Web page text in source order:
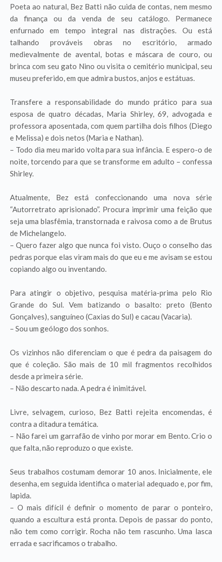
Poeta ao natural, Bez Batti não cuida de contas, nem mesmo
da finança ou da venda de seu catálogo. Permanece
enfurnado em tempo integral nas distrações. Ou está
talhando prováveis obras no escritório, armado
medievalmente de avental, botas e máscara de couro, ou
brinca com seu gato Nino ou visita o cemitério municipal, seu
museu preferido, em que admira bustos, anjos e estátuas.
Transfere a responsabilidade do mundo prático para sua
esposa de quatro décadas, Maria Shirley, 69, advogada e
professora aposentada, com quem partilha dois filhos (Diego
e Melissa) e dois netos (Maria e Nathan).
– Todo dia meu marido volta para sua infância. E espero-o de
noite, torcendo para que se transforme em adulto – confessa
Shirley.
Atualmente, Bez está confeccionando uma nova série
“Autorretrato aprisionado”. Procura imprimir uma feição que
seja uma blasfêmia, transtornada e raivosa como a de Brutus
de Michelangelo.
– Quero fazer algo que nunca foi visto. Ouço o conselho das
pedras porque elas viram mais do que eu e me avisam se estou
copiando algo ou inventando.
Para atingir o objetivo, pesquisa matéria-prima pelo Rio
Grande do Sul. Vem batizando o basalto: preto (Bento
Gonçalves), sanguíneo (Caxias do Sul) e cacau (Vacaria).
– Sou um geólogo dos sonhos.
Os vizinhos não diferenciam o que é pedra da paisagem do
que é coleção. São mais de 10 mil fragmentos recolhidos
desde a primeira série.
– Não descarto nada. A pedra é inimitável.
Livre, selvagem, curioso, Bez Batti rejeita encomendas, é
contra a ditadura temática.
– Não farei um garrafão de vinho por morar em Bento. Crio o
que falta, não reproduzo o que existe.
Seus trabalhos costumam demorar 10 anos. Inicialmente, ele
desenha, em seguida identifica o material adequado e, por fim,
lapida.
– O mais difícil é definir o momento de parar o ponteiro,
quando a escultura está pronta. Depois de passar do ponto,
não tem como corrigir. Rocha não tem rascunho. Uma lasca
errada e sacrificamos o trabalho.